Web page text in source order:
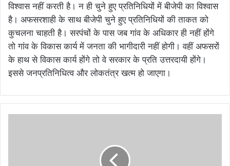
विश्वास नहीं करती है। न ही चुने हुए प्रतिनिधियों में बीजेपी का विश्वास
है। अफसरशाही के साथ बीजेपी चुने हुए प्रतिनिधियों की ताकत को
कुचलना चाहती है। सरपंचों के पास जब गांव के अधिकार ही नहीं होंगे
तो गांव के विकास कार्य में जनता की भागीदारी नहीं होगी। वहीं अफसरों
के हाथ से विकास कार्य होंगे तो वे सरकार के प्रति उत्तरदायी होंगे।
इससे जनप्रतिनिधित्व और लोकतंत्र खत्म हो जाएगा।